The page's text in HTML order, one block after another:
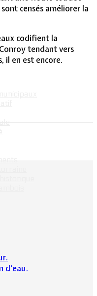
censés améliorer la
codifient la
tendant vers
il en est encore.
d'eau.